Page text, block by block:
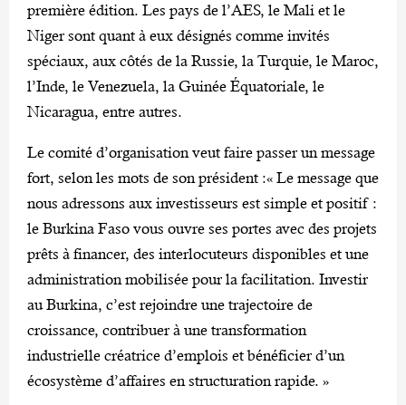
première édition. Les pays de l’AES, le Mali et le
Niger sont quant à eux désignés comme invités
spéciaux, aux côtés de la Russie, la Turquie, le Maroc,
l’Inde, le Venezuela, la Guinée Équatoriale, le
Nicaragua, entre autres.
Le comité d’organisation veut faire passer un message
fort, selon les mots de son président :« Le message que
nous adressons aux investisseurs est simple et positif :
le Burkina Faso vous ouvre ses portes avec des projets
prêts à financer, des interlocuteurs disponibles et une
administration mobilisée pour la facilitation. Investir
au Burkina, c’est rejoindre une trajectoire de
croissance, contribuer à une transformation
industrielle créatrice d’emplois et bénéficier d’un
écosystème d’affaires en structuration rapide. »